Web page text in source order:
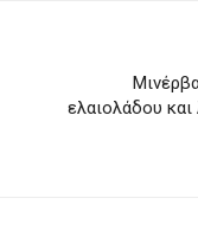
ελαιολάδου